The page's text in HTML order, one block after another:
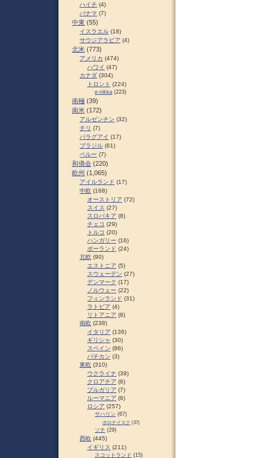
ハイチ (4)
パナマ (7)
中東 (55)
イスラエル (18)
サウジアラビア (4)
北米 (773)
アメリカ (474)
ハワイ (47)
カナダ (304)
トロント (224)
e-nikka (223)
南極 (39)
南米 (172)
アルゼンチン (32)
チリ (7)
パラグアイ (17)
ブラジル (61)
ペルー (7)
和僑会 (220)
欧州 (1,065)
アイルランド (17)
中欧 (168)
オーストリア (72)
スイス (27)
スロパキア (8)
チェコ (29)
トルコ (20)
ハンガリー (16)
ポーランド (24)
北欧 (90)
エストニア (5)
スウェーデン (27)
デンマーク (17)
ノルウェー (22)
フィンランド (31)
ラトビア (4)
リトアニア (8)
南欧 (238)
イタリア (136)
ギリシャ (30)
スペイン (86)
バチカン (3)
東欧 (310)
ウクライナ (39)
クロアチア (6)
ブルガリア (7)
ルーマニア (6)
ロシア (257)
サハリン (67)
ポロナイスク (37)
ソチ (29)
西欧 (445)
イギリス (211)
スコットランド (15)